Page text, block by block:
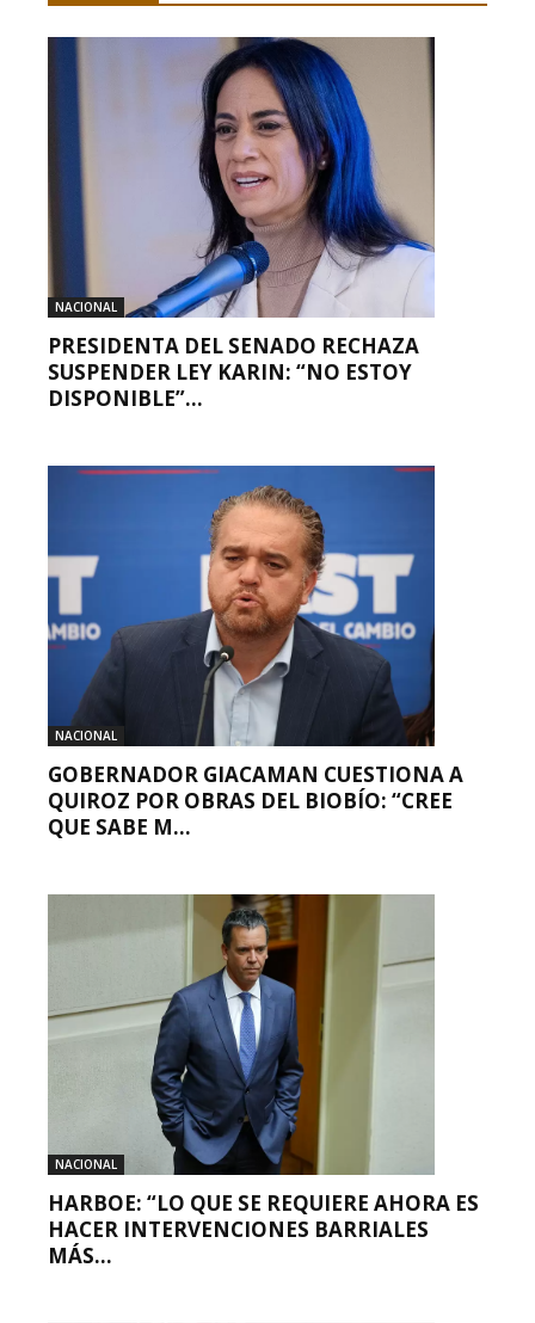
NACIONAL
PRESIDENTA DEL SENADO RECHAZA
SUSPENDER LEY KARIN: “NO ESTOY
DISPONIBLE”...
NACIONAL
GOBERNADOR GIACAMAN CUESTIONA A
QUIROZ POR OBRAS DEL BIOBÍO: “CREE
QUE SABE M...
NACIONAL
HARBOE: “LO QUE SE REQUIERE AHORA ES
HACER INTERVENCIONES BARRIALES
MÁS...